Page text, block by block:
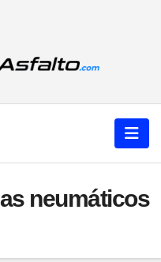
neumáticos